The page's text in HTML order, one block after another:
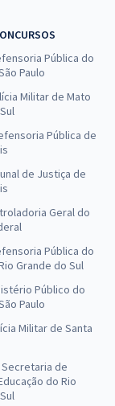
Pública do
Paulo
Militar de Mato
Pública de
de Justiça de
Geral do
Pública do
Grande do Sul
Público do
Paulo
Militar de Santa
Secretaria de
do Rio